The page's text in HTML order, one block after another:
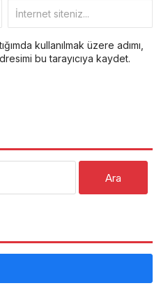
kullanılmak üzere adımı,
bu tarayıcıya kaydet.